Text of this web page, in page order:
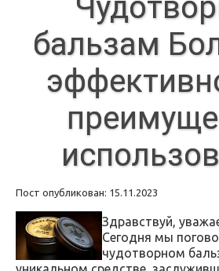
бальзам
Пост опубликован: 15.11.2023
Здравствуй,
Сегодня мы
чудотворном